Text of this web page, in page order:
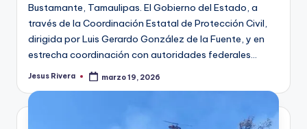
Bustamante, Tamaulipas. El Gobierno del Estado, a
través de la Coordinación Estatal de Protección Civil,
dirigida por Luis Gerardo González de la Fuente, y en
estrecha coordinación con autoridades federales…
Publicado
Jesus Rivera marzo 19, 2026